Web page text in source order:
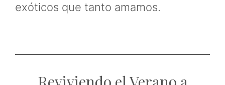
exóticos que tanto amamos.